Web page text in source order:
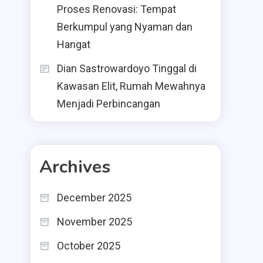
Proses Renovasi: Tempat
Berkumpul yang Nyaman dan
Hangat
Dian Sastrowardoyo Tinggal di
Kawasan Elit, Rumah Mewahnya
Menjadi Perbincangan
Archives
December 2025
November 2025
October 2025